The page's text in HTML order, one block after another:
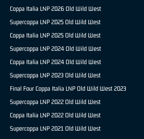
Coppa Italia LNP 2026 Old Wild West
Supercoppa LNP 2025 Old Wild West
Coppa Italia LNP 2025 Old Wild West
Supercoppa LNP 2024 Old Wild West
Coppa Italia LNP 2024 Old Wild West
Supercoppa LNP 2023 Old Wild West
Final Four Coppa Italia LNP Old Wild West 2023
Supercoppa LNP 2022 Old Wild West
Coppa Italia LNP 2022 Old Wild West
Supercoppa LNP 2021 Old Wild West